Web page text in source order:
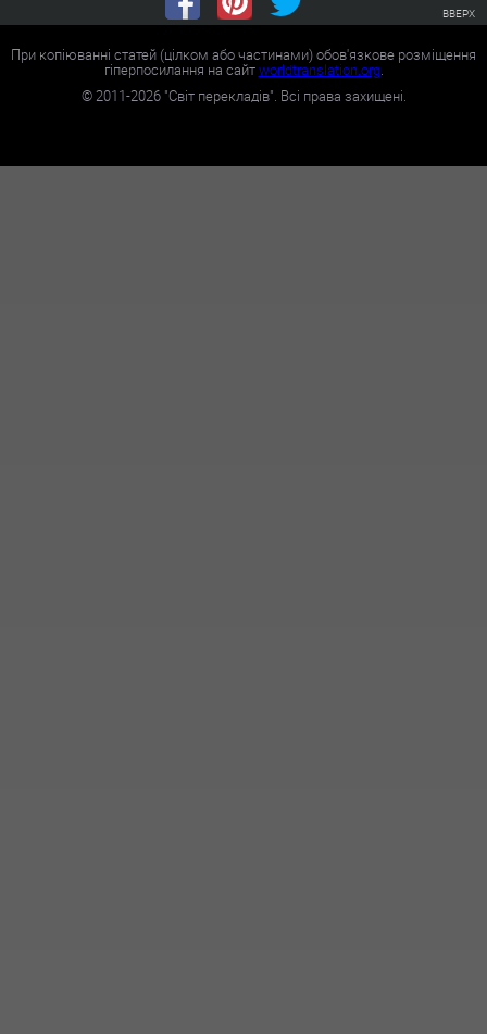
ВВЕРХ
При копіюванні статей (цілком або частинами) обов'язкове розміщення
гіперпосилання на сайтworldtranslation.org.
©2011-2026"Світ перекладів". Всі права захищені.